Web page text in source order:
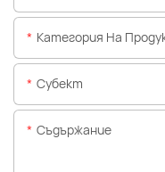
Категория На
Субект
Съдържание